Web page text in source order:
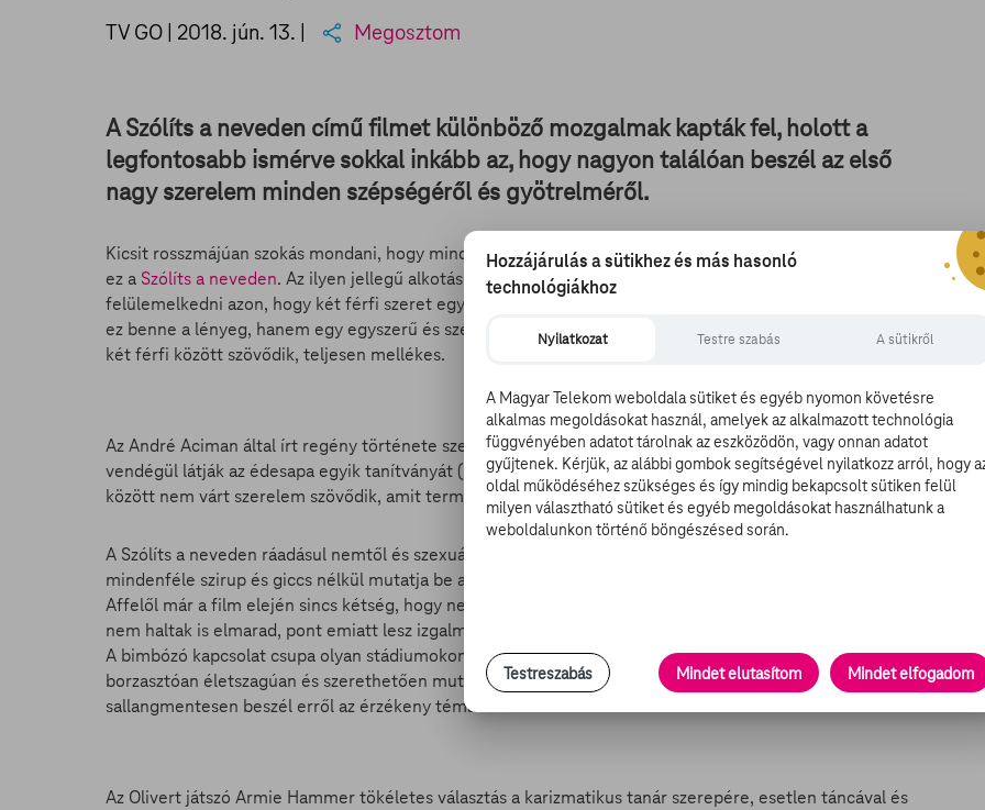
TV GO | 2018. jún. 13. | Megosztom
A Szólíts a neveden című filmet különböző mozgalmak kapták fel, holott a
legfontosabb ismérve sokkal inkább az, hogy nagyon találóan beszél az első
nagy szerelem minden szépségéről és gyötrelméről.
Kicsit rosszmájúan szokás mondani, hogy mindig kell egy melegekről szóló film az Oscar-mezőnybe - idén
ez a Szólíts a neveden. Az ilyen jellegű alkotások nem is valók nagyon azoknak a nézőknek, akik nem bírnak
felülemelkedni azon, hogy két férfi szeret egymásba. A Szólíts a neveden viszont pont azért jó, mert nem
ez benne a lényeg, hanem egy egyszerű és szép film az első szerelemről. Az pedig, hogy ez történetesen
két férfi között szövődik, teljesen mellékes.
Az André Aciman által írt regény története szerint a 17 éves Elio (Timothee Chalamet) szülei nyárra
vendégül látják az édesapa egyik tanítványát ( Armie Hammer), a középkorú Olivert. A tinédzser és a férfi
között nem várt szerelem szövődik, amit természetesen titokban kell tartaniuk.
A Szólíts a neveden ráadásul nemtől és szexuális beállítottságtól függetlenül mindenki számára ismerős:
mindenféle szirup és giccs nélkül mutatja be az első szerelem minden szépségét, nehézségét és fájdalmát.
Affelől már a film elején sincs kétség, hogy nem lesz csillogó happy end, és a boldogan élnek, míg meg
nem haltak is elmarad, pont emiatt lesz izgalmas, hogy mit kezd Elio és Oliver a nekik szánt rövidke idővel.
A bimbózó kapcsolat csupa olyan stádiumokon megy keresztül, amit tinédzserkorában mindenki átél,
borzasztóan életszagúan és szerethetően mutatja be a folyamatot, nagyon természetesen és főleg
sallangmentesen beszél erről az érzékeny témáról.
Az Olivert játszó Armie Hammer tökéletes választás a karizmatikus tanár szerepére, esetlen táncával és
Hozzájárulás a sütikhez és más hasonló
technológiákhoz
Nyilatkozat Testre szabás A sütikről
A Magyar Telekom weboldala sütiket és egyéb nyomon követésre
alkalmas megoldásokat használ, amelyek az alkalmazott technológia
függvényében adatot tárolnak az eszközödön, vagy onnan adatot
gyűjtenek. Kérjük, az alábbi gombok segítségével nyilatkozz arról, hogy
oldal működéséhez szükséges és így mindig bekapcsolt sütiken felül
milyen választható sütiket és egyéb megoldásokat használhatunk a
weboldalunkon történő böngészésed során.
Testreszabás Mindet elutasítom Mindet elfogadom